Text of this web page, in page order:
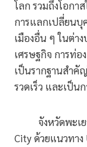
โลก รวมถึงโอกา
การแลกเปลี่ยนบุ
เมืองอื่น ๆ ในต่า
เศรษฐกิจ การท่อ
เป็นรากฐานสำคั
รวดเร็ว และเป็น
จังหวัดพะเยา
City ด้วยแนวทาง